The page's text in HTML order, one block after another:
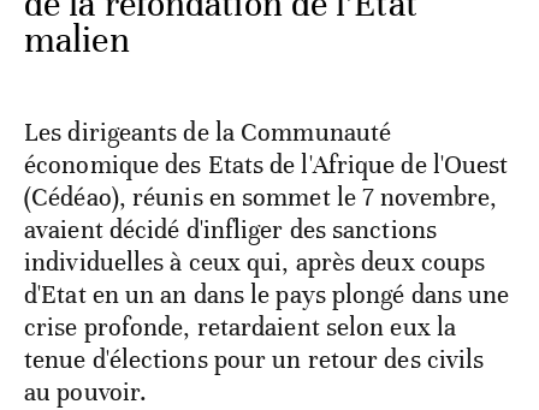
malien
Les dirigeants de la Communauté
économique des Etats de l'Afrique de l'Ouest
(Cédéao), réunis en sommet le 7 novembre,
avaient décidé d'infliger des sanctions
individuelles à ceux qui, après deux coups
d'Etat en un an dans le pays plongé dans une
crise profonde, retardaient selon eux la
tenue d'élections pour un retour des civils
au pouvoir.